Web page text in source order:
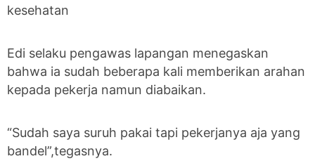
kesehatan
Edi selaku pengawas lapangan menegaskan
bahwa ia sudah beberapa kali memberikan arahan
kepada pekerja namun diabaikan.
“Sudah saya suruh pakai tapi pekerjanya aja yang
bandel”,tegasnya.